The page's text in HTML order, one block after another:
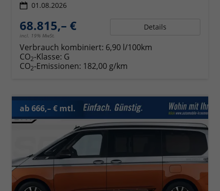
01.08.2026
68.815,– €
incl. 19% MwSt.
Details
Verbrauch kombiniert: 6,90 l/100km
CO2-Klasse: G
CO2-Emissionen: 182,00 g/km
ab 666,– € mtl.